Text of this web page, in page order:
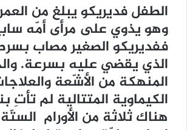
وهو يذوي على مرأى أمّه
ففديريكو الصغير مصاب
الذي يقضي عليه بسرعة.
المنهكة من الأشّعة
الكيماوية المتتالية لم تأتِ
هناك ثلاثة من الأورام